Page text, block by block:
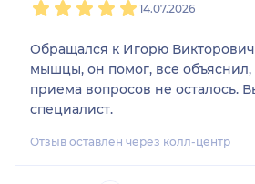
14.07.2026
Обращался к Игорю
мышцы, он помог, все объяснил,
приема вопросов не осталось.
специалист.
Отзыв оставлен через колл-центр